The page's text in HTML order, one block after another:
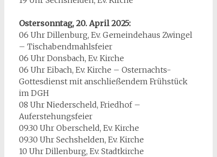
Ostersonntag, 20. April 2025:
06 Uhr Dillenburg, Ev. Gemeindehaus Zwingel
– Tischabendmahlsfeier
06 Uhr Donsbach, Ev. Kirche
06 Uhr Eibach, Ev. Kirche – Osternachts-
Gottesdienst mit anschließendem Frühstück
im DGH
08 Uhr Niederscheld, Friedhof –
Auferstehungsfeier
09.30 Uhr Oberscheld, Ev. Kirche
09.30 Uhr Sechshelden, Ev. Kirche
10 Uhr Dillenburg, Ev. Stadtkirche